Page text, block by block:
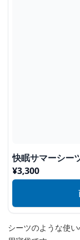
快眠サマーシー
¥3,300
シーツのような使